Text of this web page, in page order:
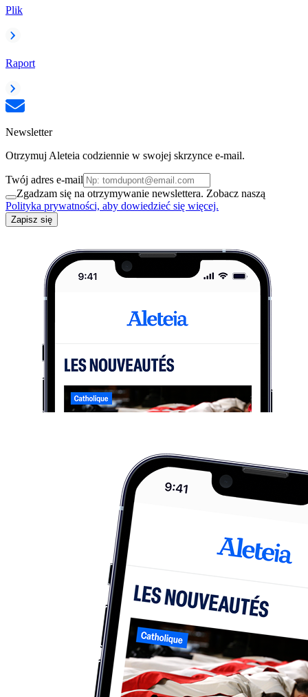
Plik
Raport
Newsletter
Otrzymuj Aleteia codziennie w swojej skrzynce e-mail.
Twój adres e-mail
Zgadzam się na otrzymywanie newslettera. Zobacz naszą
Polityka prywatności, aby dowiedzieć się więcej.
Zapisz się